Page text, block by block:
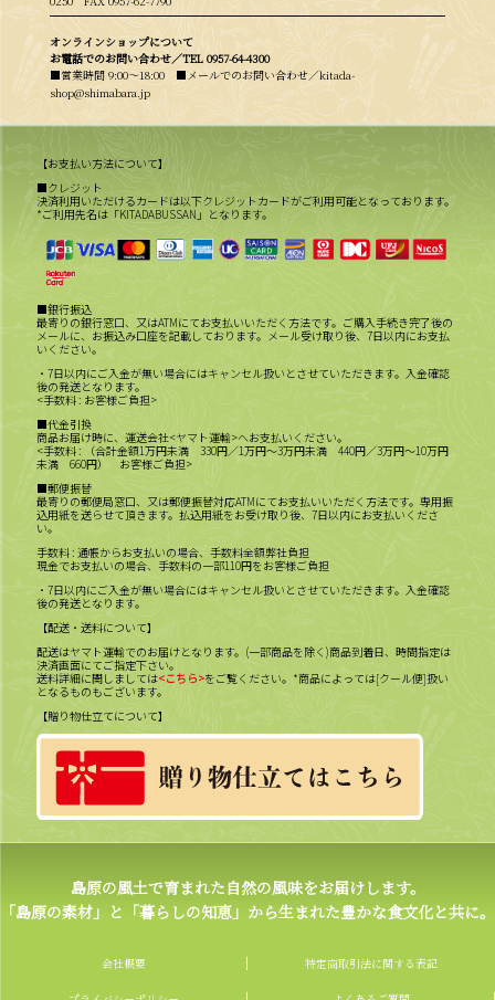
オンラインショップについて
お電話でのお問い合わせ／TEL 0957-64-4300
■営業時間 9:00〜18:00 ■メールでのお問い合わせ／kitada-
shop@shimabara.jp
【お支払い方法について】
■クレジット
決済利用いただけるカードは以下クレジットカードがご利用可能となっております。
*ご利用先名は「KITADABUSSAN」となります。
■銀行振込
最寄りの銀行窓口、又はATMにてお支払いいただく方法です。ご購入手続き完了後の
メールに、お振込み口座を記載しております。メール受け取り後、7日以内にお支払
いください。
・7日以内にご入金が無い場合にはキャンセル扱いとさせていただきます。入金確認
後の発送となります。
<手数料 : お客様ご負担>
■代金引換
商品お届け時に、運送会社<ヤマト運輸>へお支払いください。
<手数料 : （合計金額1万円未満 330円／1万円～3万円未満 440円／3万円～10万円
未満 660円） お客様ご負担>
■郵便振替
最寄りの郵便局窓口、又は郵便振替対応ATMにてお支払いいただく方法です。専用振
込用紙を送らせて頂きます。払込用紙をお受け取り後、7日以内にお支払いくださ
い。
手数料 : 通帳からお支払いの場合、手数料全額弊社負担
現金でお支払いの場合、手数料の一部110円をお客様ご負担
・7日以内にご入金が無い場合にはキャンセル扱いとさせていただきます。入金確認
後の発送となります。
【配送・送料について】
配送はヤマト運輸でのお届けとなります。(一部商品を除く)商品到着日、時間指定は
決済画面にてご指定下さい。
送料詳細に関しましては<こちら>をご覧ください。*商品によっては[クール便]扱い
となるものもございます。
【贈り物仕立てについて】
島原の風土で育まれた自然の風味をお届けします。
「島原の素材」と「暮らしの知恵」から生まれた豊かな食文化と共に。
会社概要 特定商取引法に関する表記